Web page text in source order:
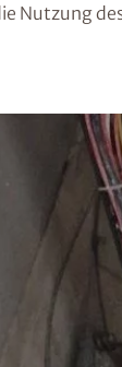
Nutzung